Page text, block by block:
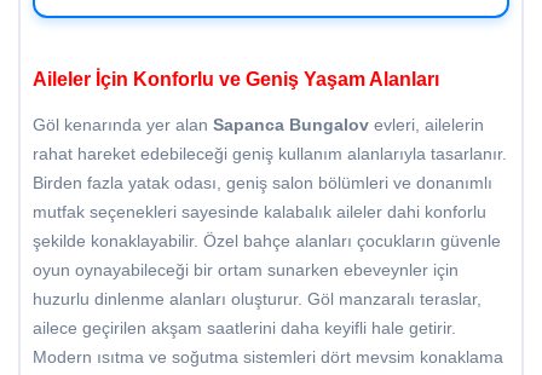
Aileler İçin Konforlu ve Geniş Yaşam Alanları
Göl kenarında yer alan Sapanca Bungalov evleri, ailelerin
rahat hareket edebileceği geniş kullanım alanlarıyla tasarlanır.
Birden fazla yatak odası, geniş salon bölümleri ve donanımlı
mutfak seçenekleri sayesinde kalabalık aileler dahi konforlu
şekilde konaklayabilir. Özel bahçe alanları çocukların güvenle
oyun oynayabileceği bir ortam sunarken ebeveynler için
huzurlu dinlenme alanları oluşturur. Göl manzaralı teraslar,
ailece geçirilen akşam saatlerini daha keyifli hale getirir.
Modern ısıtma ve soğutma sistemleri dört mevsim konaklama